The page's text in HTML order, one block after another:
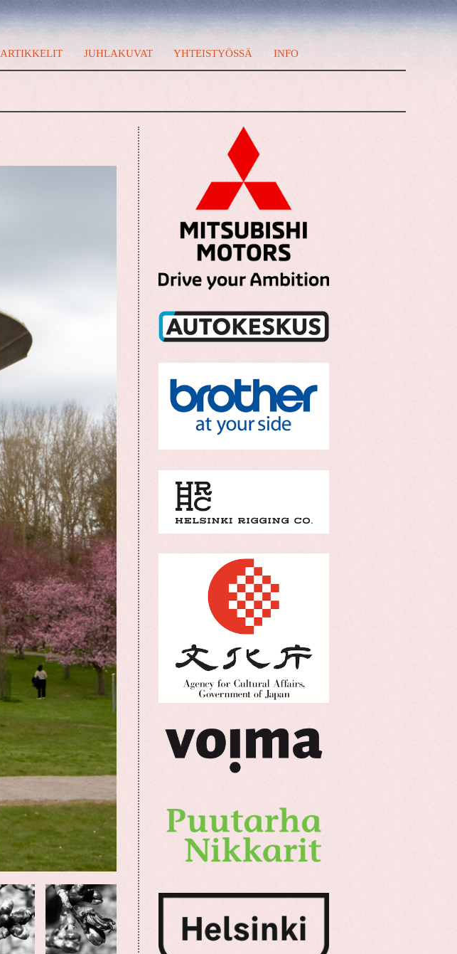
ARTIKKELIT JUHLAKUVAT YHTEISTYÖSSÄ INFO